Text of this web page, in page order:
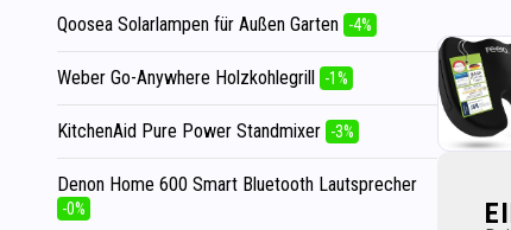
Qoosea Solarlampen für Außen Garten -4%
Weber Go-Anywhere Holzkohlegrill -1%
KitchenAid Pure Power Standmixer -3%
Denon Home 600 Smart Bluetooth Lautsprecher
-0%